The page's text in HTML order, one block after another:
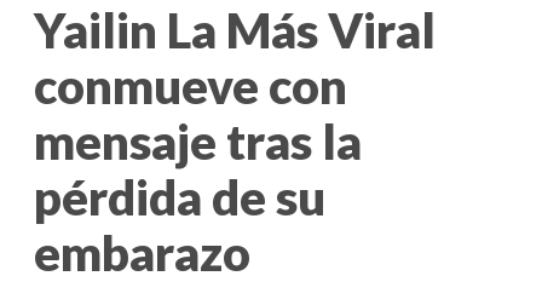
Yailin La Más Viral
conmueve con
mensaje tras la
pérdida de su
embarazo